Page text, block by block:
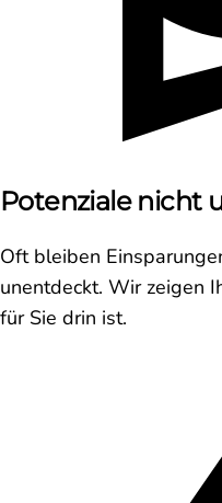
Potenziale nicht
Oft bleiben
unentdeckt. Wir zeigen
für Sie drin ist.